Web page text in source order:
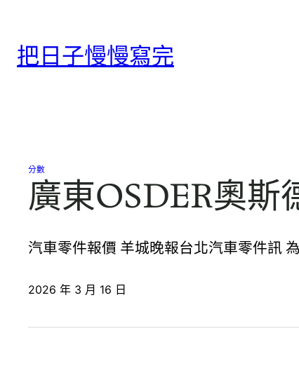
把日子慢慢寫完
分數
廣東OSDER奧斯
汽車零件報價 羊城晚報台北汽車零件訊
2026 年 3 月 16 日